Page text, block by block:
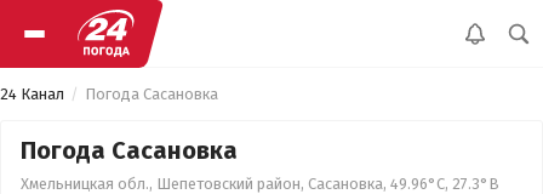
24 Канал Погода Сасановка
Погода Сасановка
Хмельницкая обл., Шепетовский район, Сасановка, 49.96°С, 27.3°В